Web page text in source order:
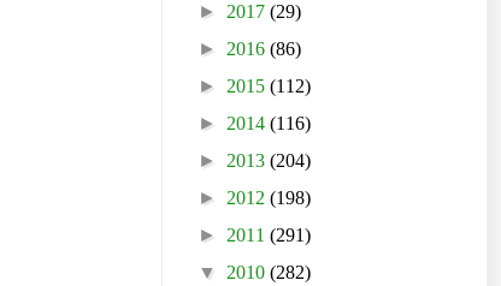
► 2017 (29)
► 2016 (86)
► 2015 (112)
► 2014 (116)
► 2013 (204)
► 2012 (198)
► 2011 (291)
▼ 2010 (282)